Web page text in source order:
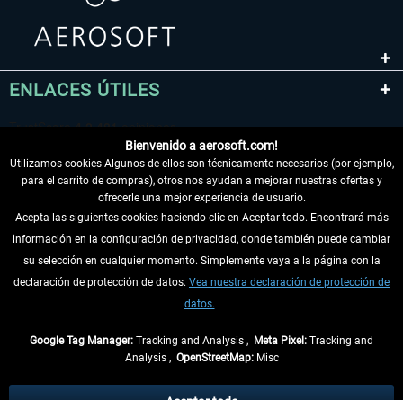
ENLACES ÚTILES
DESISTIR DEL CONTRATO
INFORMACIÓN
Bienvenido a aerosoft.com!
Utilizamos cookies Algunos de ellos son técnicamente necesarios (por ejemplo,
para el carrito de compras), otros nos ayudan a mejorar nuestras ofertas y
ofrecerle una mejor experiencia de usuario.
Acepta las siguientes cookies haciendo clic en Aceptar todo. Encontrará más
información en la configuración de privacidad, donde también puede cambiar
su selección en cualquier momento. Simplemente vaya a la página con la
declaración de protección de datos. Vea nuestra declaración de protección de
datos.
Google Tag Manager: Tracking and Analysis , Meta Pixel: Tracking and
Analysis , OpenStreetMap:Misc